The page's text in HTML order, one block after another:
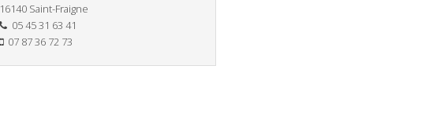
16140 Saint-Fraigne
05 45 31 63 41
07 87 36 72 73